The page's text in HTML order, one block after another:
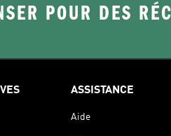
POUR DES
ASSISTANCE
Aide